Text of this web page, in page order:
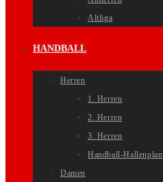
Altliga
HANDBALL
Herren
1. Herren
2. Herren
3. Herren
Handball-Hallenplan
Damen